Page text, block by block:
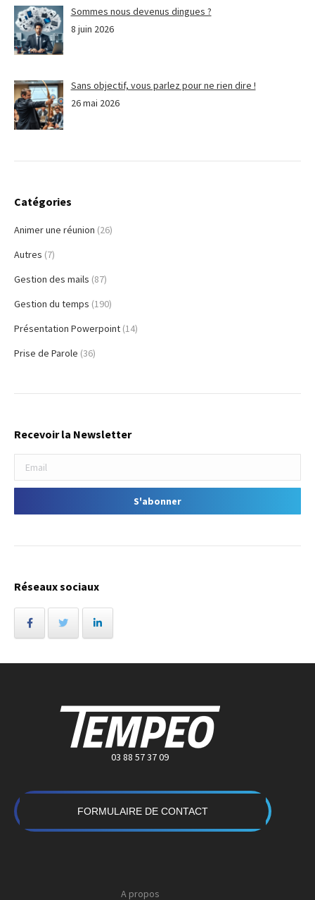
Sommes nous devenus dingues ?
8 juin 2026
Sans objectif, vous parlez pour ne rien dire !
26 mai 2026
Catégories
Animer une réunion (26)
Autres (7)
Gestion des mails (87)
Gestion du temps (190)
Présentation Powerpoint (14)
Prise de Parole (36)
Recevoir la Newsletter
Réseaux sociaux
03 88 57 37 09
FORMULAIRE DE CONTACT
A propos